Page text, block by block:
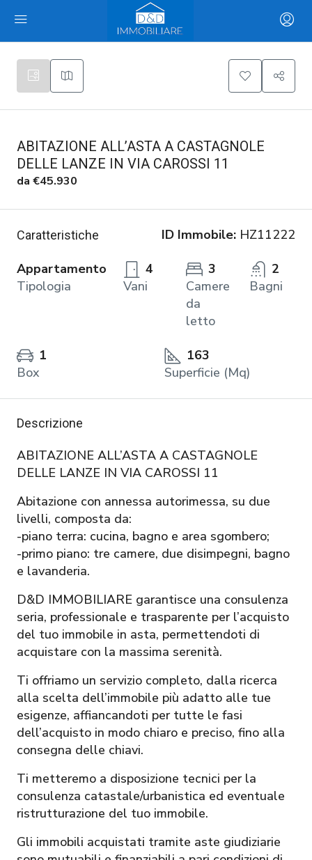
ABITAZIONE ALL’ASTA A CASTAGNOLE
DELLE LANZE IN VIA CAROSSI 11
da €45.930
Caratteristiche ID Immobile: HZ11222
Appartamento
Tipologia
4
Vani
3
Camere
da
letto
2
Bagni
1
Box
163
Superficie (Mq)
Descrizione
ABITAZIONE ALL’ASTA A CASTAGNOLE
DELLE LANZE IN VIA CAROSSI 11
Abitazione con annessa autorimessa, su due
livelli, composta da:
-piano terra: cucina, bagno e area sgombero;
-primo piano: tre camere, due disimpegni, bagno
e lavanderia.
D&D IMMOBILIARE garantisce una consulenza
seria, professionale e trasparente per l’acquisto
del tuo immobile in asta, permettendoti di
acquistare con la massima serenità.
Ti offriamo un servizio completo, dalla ricerca
alla scelta dell’immobile più adatto alle tue
esigenze, affiancandoti per tutte le fasi
dell’acquisto in modo chiaro e preciso, fino alla
consegna delle chiavi.
Ti metteremo a disposizione tecnici per la
consulenza catastale/urbanistica ed eventuale
ristrutturazione del tuo immobile.
Gli immobili acquistati tramite aste giudiziarie